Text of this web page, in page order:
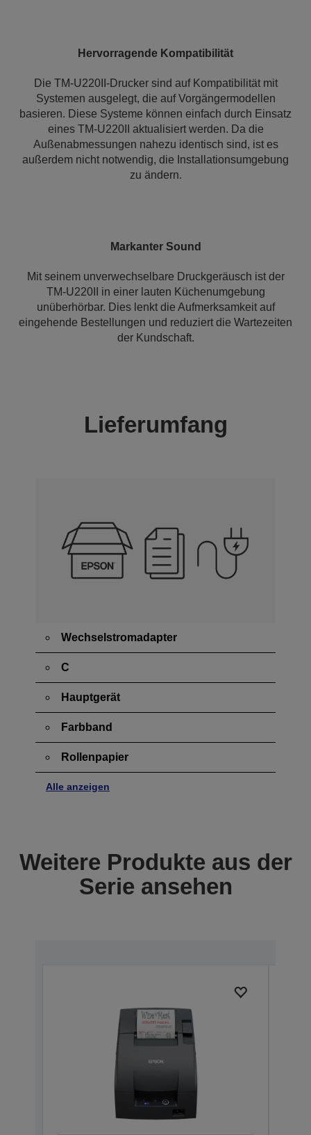
Hervorragende Kompatibilität
Die TM-U220II-Drucker sind auf Kompatibilität mit
Systemen ausgelegt, die auf Vorgängermodellen
basieren. Diese Systeme können einfach durch Einsatz
eines TM-U220II aktualisiert werden. Da die
Außenabmessungen nahezu identisch sind, ist es
außerdem nicht notwendig, die Installationsumgebung
zu ändern.
Markanter Sound
Mit seinem unverwechselbare Druckgeräusch ist der
TM-U220II in einer lauten Küchenumgebung
unüberhörbar. Dies lenkt die Aufmerksamkeit auf
eingehende Bestellungen und reduziert die Wartezeiten
der Kundschaft.
Lieferumfang
Wechselstromadapter
C
Hauptgerät
Farbband
Rollenpapier
Alle anzeigen
Weitere Produkte aus der
Serie ansehen